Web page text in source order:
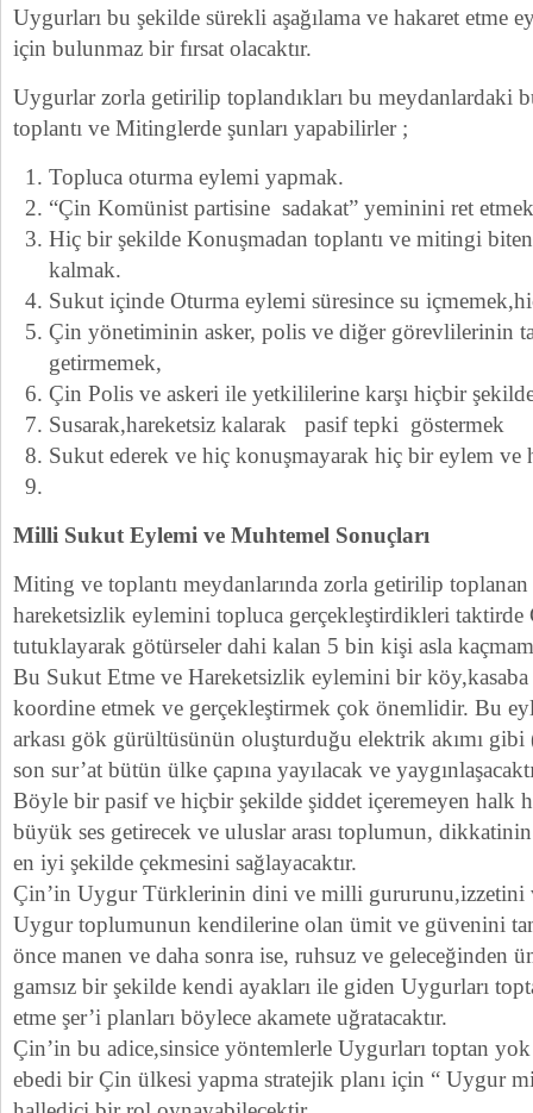
Uygurları bu şekilde sürekli aşağılama ve hakaret etme
için bulunmaz bir fırsat olacaktır.
Uygurlar zorla getirilip toplandıkları bu meydanlardaki
toplantı ve Mitinglerde şunları yapabilirler ;
Topluca oturma eylemi yapmak.
“Çin Komünist partisine sadakat” yeminini ret
Hiç bir şekilde Konuşmadan toplantı ve mitingi
kalmak.
Sukut içinde Oturma eylemi süresince su
Çin yönetiminin asker, polis ve diğer görevlilerinin
getirmemek,
Çin Polis ve askeri ile yetkililerine karşı hiçbir
Susarak,hareketsiz kalarak pasif tepki göstermek
Sukut ederek ve hiç konuşmayarak hiç bir eylem ve
Milli Sukut Eylemi ve Muhtemel Sonuçları
Miting ve toplantı meydanlarında zorla getirilip
hareketsizlik eylemini topluca gerçekleştirdikleri
tutuklayarak götürseler dahi kalan 5 bin kişi asla
Bu Sukut Etme ve Hareketsizlik eylemini bir köy,kasaba
koordine etmek ve gerçekleştirmek çok önemlidir. Bu
arkası gök gürültüsünün oluşturduğu elektrik akımı gibi
son sur’at bütün ülke çapına yayılacak ve
Böyle bir pasif ve hiçbir şekilde şiddet içeremeyen halk
büyük ses getirecek ve uluslar arası toplumun,
en iyi şekilde çekmesini sağlayacaktır.
Çin’in Uygur Türklerinin dini ve milli gururunu,izzetini
Uygur toplumunun kendilerine olan ümit ve güvenini
önce manen ve daha sonra ise, ruhsuz ve geleceğinden
gamsız bir şekilde kendi ayakları ile giden Uygurları
etme şer’i planları böylece akamete uğratacaktır.
Çin’in bu adice,sinsice yöntemlerle Uygurları toptan
ebedi bir Çin ülkesi yapma stratejik planı için “ Uygur